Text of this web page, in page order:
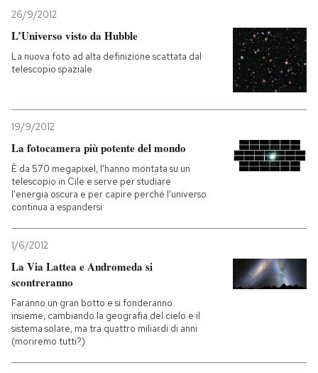
26/9/2012
L’Universo visto da Hubble
La nuova foto ad alta definizione scattata dal
telescopio spaziale
19/9/2012
La fotocamera più potente del mondo
È da 570 megapixel, l'hanno montata su un
telescopio in Cile e serve per studiare
l'energia oscura e per capire perché l'universo
continua a espandersi
1/6/2012
La Via Lattea e Andromeda si
scontreranno
Faranno un gran botto e si fonderanno
insieme, cambiando la geografia del cielo e il
sistema solare, ma tra quattro miliardi di anni
(moriremo tutti?)